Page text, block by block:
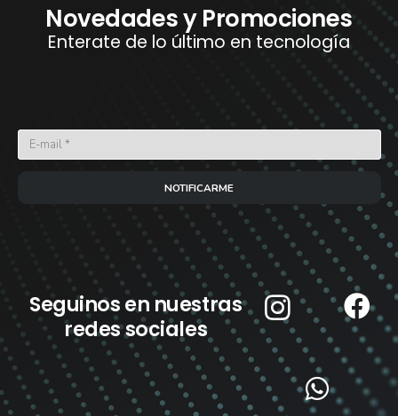
Novedades y Promociones
Enterate de lo último en tecnología
NOTIFICARME
Seguinos en nuestras
redes sociales